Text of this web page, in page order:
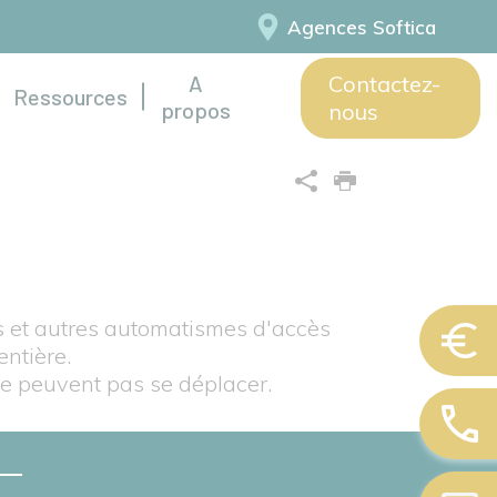
Agences Softica
Ressources
A
propos
Contactez-
nous
autres automatismes d'accès
peuvent pas se déplacer.